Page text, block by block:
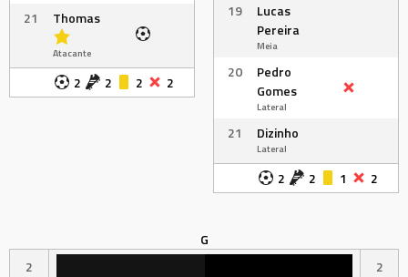
21 Thomas
Atacante
2 2 2 2
19
Lucas
Pereira
Meia
20
Pedro
Gomes
Lateral
21 Dizinho
Lateral
2 2 1 2
G
2
2